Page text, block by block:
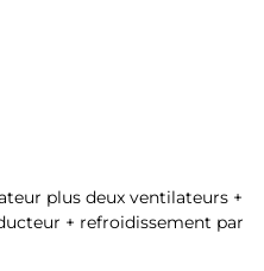
plus deux ventilateurs +
+ refroidissement par